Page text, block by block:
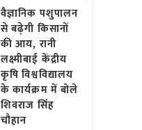
वैज्ञानिक पशुपालन
से बढ़ेगी किसानों
की आय, रानी
लक्ष्मीबाई केंद्रीय
कृषि विश्वविद्यालय
के कार्यक्रम में बोले
शिवराज सिंह
चौहान